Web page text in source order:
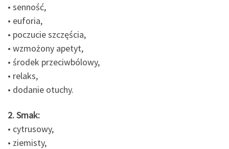
• senność,
• euforia,
• poczucie szczęścia,
• wzmożony apetyt,
• środek przeciwbólowy,
• relaks,
• dodanie otuchy.
2. Smak:
• cytrusowy,
• ziemisty,